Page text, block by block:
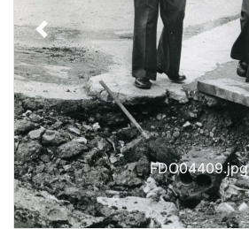
FDO04409.jpg
Previous